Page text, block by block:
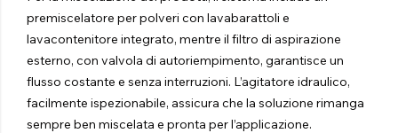
premiscelatore per polveri con lavabarattoli e
lavacontenitore integrato, mentre il filtro di aspirazione
esterno, con valvola di autoriempimento, garantisce un
flusso costante e senza interruzioni. L’agitatore idraulico,
facilmente ispezionabile, assicura che la soluzione rimanga
sempre ben miscelata e pronta per l’applicazione.